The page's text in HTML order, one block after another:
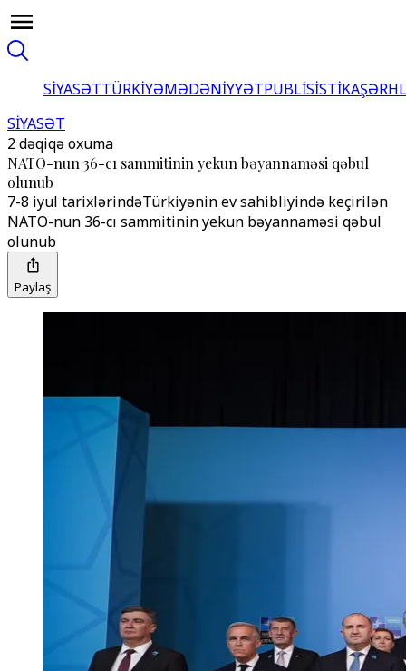
SİYASƏTTÜRKİYƏMƏDƏNİYYƏTPUBLİSİSTİKA
SİYASƏT
2 dəqiqə oxuma
NATO-nun 36-cı sammitinin yekun bəyannaməsi qəbul
olunub
7-8 iyul tarixlərindəTürkiyənin ev sahibliyində keçirilən
NATO-nun 36-cı sammitinin yekun bəyannaməsi qəbul
olunub
Paylaş